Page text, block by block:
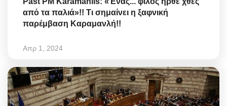
από τα παλιά»!! Τι σημαίνει η ξαφνική
παρέμβαση Καραμανλή!!
Απρ 1, 2024